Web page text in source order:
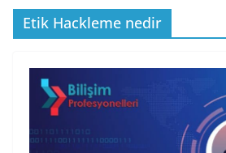
Etik Hackleme nedir